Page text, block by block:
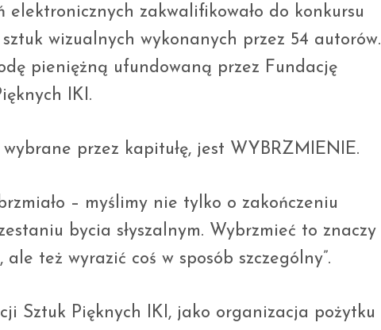
elektronicznych zakwalifikowało do konkursu
wizualnych wykonanych przez 54 autorów.
pieniężną ufundowaną przez Fundację
IKI.
przez kapitułę, jest WYBRZMIENIE.
– myślimy nie tylko o zakończeniu
bycia słyszalnym. Wybrzmieć to znaczy
ale też wyrazić coś w sposób szczególny”.
Sztuk Pięknych IKI, jako organizacja pożytku